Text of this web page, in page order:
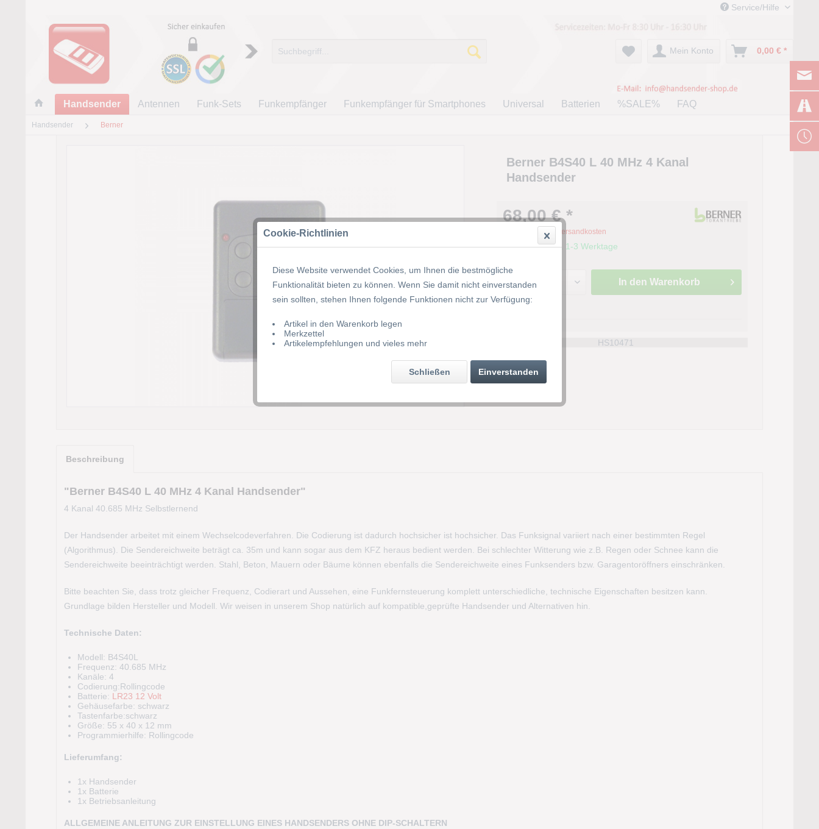
Service/Hilfe
Mein Konto 0,00 € *
Handsender Antennen Funk-Sets Funkempfänger Funkempfänger für Smartphones Universal Batterien %SALE% FAQ
Handsender Berner
Berner B4S40 L 40 MHz 4 Kanal
Handsender
68,00 € *
zzgl. Versandkosten
Lieferzeit ca. 1-3 Werktage
In den Warenkorb
HS10471
Beschreibung
"Berner B4S40 L 40 MHz 4 Kanal Handsender"
4 Kanal 40.685 MHz Selbstlernend
Der Handsender arbeitet mit einem Wechselcodeverfahren. Die Codierung ist dadurch hochsicher ist hochsicher. Das Funksignal variiert nach einer bestimmten Regel
(Algorithmus). Die Sendereichweite beträgt ca. 35m und kann sogar aus dem KFZ heraus bedient werden. Bei schlechter Witterung wie z.B. Regen oder Schnee kann die
Sendereichweite beeinträchtigt werden. Stahl, Beton, Mauern oder Bäume können ebenfalls die Sendereichweite eines Funksenders bzw. Garagentoröffners einschränken.
Bitte beachten Sie, dass trotz gleicher Frequenz, Codierart und Aussehen, eine Funkfernsteuerung komplett unterschiedliche, technische Eigenschaften besitzen kann.
Grundlage bilden Hersteller und Modell. Wir weisen in unserem Shop natürlich auf kompatible,geprüfte Handsender und Alternativen hin.
Technische Daten:
Modell: B4S40L
Frequenz: 40.685 MHz
Kanäle: 4
Codierung:Rollingcode
Batterie: LR23 12 Volt
Gehäusefarbe: schwarz
Tastenfarbe:schwarz
Größe: 55 x 40 x 12 mm
Programmierhilfe: Rollingcode
Lieferumfang:
1x Handsender
1x Batterie
1x Betriebsanleitung
ALLGEMEINE ANLEITUNG ZUR EINSTELLUNG EINES HANDSENDERS OHNE DIP-SCHALTERN
Cookie-Richtlinien
Diese Website verwendet Cookies, um Ihnen die bestmögliche
Funktionalität bieten zu können. Wenn Sie damit nicht einverstanden
sein sollten, stehen Ihnen folgende Funktionen nicht zur Verfügung:
Artikel in den Warenkorb legen
Merkzettel
Artikelempfehlungen und vieles mehr
Einverstanden
Schließen